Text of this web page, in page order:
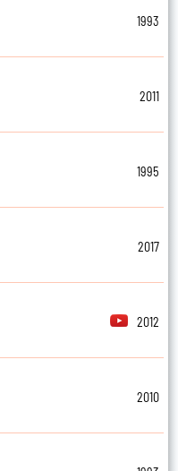
1993
2011
1995
2017
2012
2010